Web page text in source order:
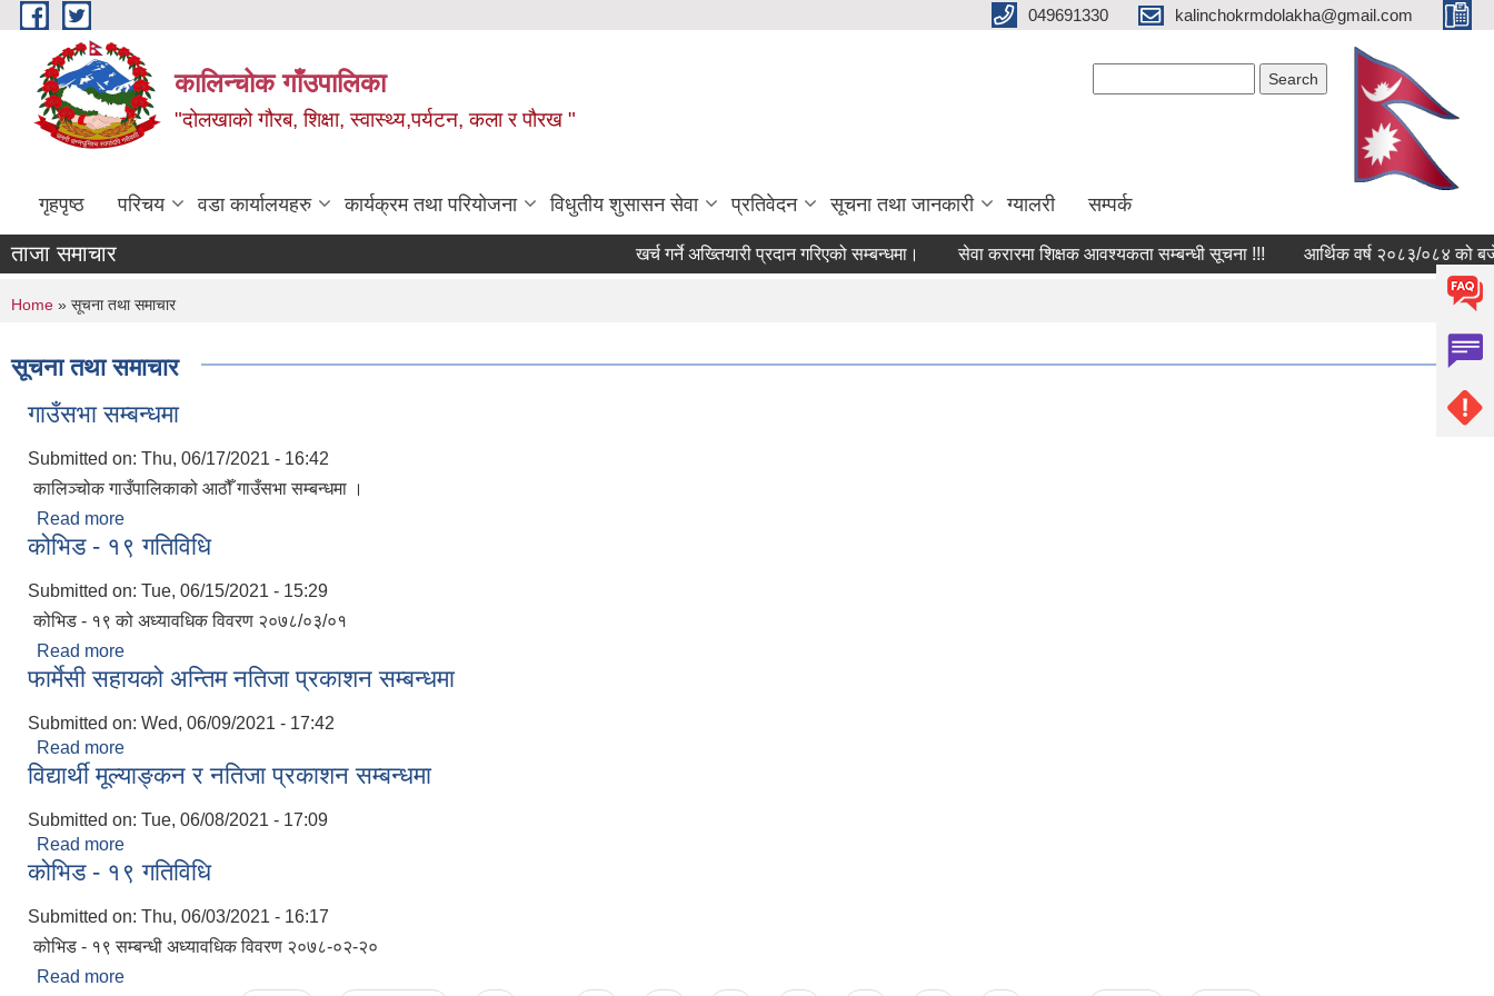
Skip to main content 049691330 kalinchokrmdolakha@gmail.com
कालिन्चोक गाँउपालिका
"दोलखाको गौरब, शिक्षा, स्वास्थ्य,पर्यटन, कला र पौरख "
गृहपृष्ठ परिचय वडा कार्यालयहरु कार्यक्रम तथा परियोजना विधुतीय शुसासन सेवा प्रतिवेदन सूचना तथा जानकारी ग्यालरी सम्पर्क
ताजा समाचार खर्च गर्ने अख्तियारी प्रदान गरिएको सम्बन्धमा। सेवा करारमा शिक्षक आवश्यकता सम्बन्धी सूचना !!! आर्थिक वर्ष २०८३/०८४ को बजेट
You are here
Home » सूचना तथा समाचार
सूचना तथा समाचार
गाउँसभा सम्बन्धमा
Submitted on: Thu, 06/17/2021 - 16:42
कालिञ्चोक गाउँपालिकाको आठौँ गाउँसभा सम्बन्धमा ।
Read more
कोभिड - १९ गतिविधि
Submitted on: Tue, 06/15/2021 - 15:29
कोभिड - १९ को अध्यावधिक विवरण २०७८/०३/०१
Read more
फार्मेसी सहायको अन्तिम नतिजा प्रकाशन सम्बन्धमा
Submitted on: Wed, 06/09/2021 - 17:42
Read more
विद्यार्थी मूल्याङ्कन र नतिजा प्रकाशन सम्बन्धमा
Submitted on: Tue, 06/08/2021 - 17:09
Read more
कोभिड - १९ गतिविधि
Submitted on: Thu, 06/03/2021 - 16:17
कोभिड - १९ सम्बन्धी अध्यावधिक विवरण २०७८-०२-२०
Read more